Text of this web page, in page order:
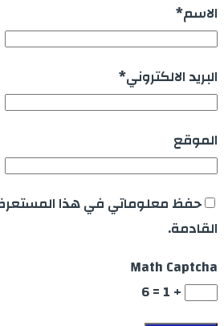
الاسم*
البريد الالكتروني*
الموقع
حفظ معلوماتي في هذا
القادمة.
Math Captcha
+ 1 = 6